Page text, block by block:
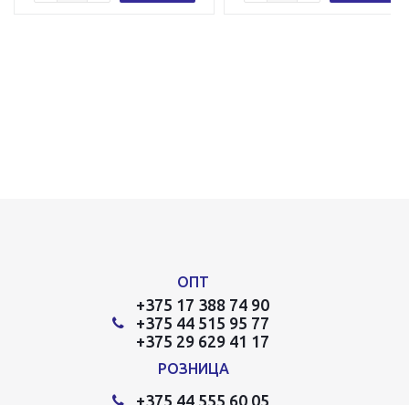
ОПТ
+375 17 388 74 90
+375 44 515 95 77
+375 29 629 41 17
РОЗНИЦА
+375 44 555 60 05